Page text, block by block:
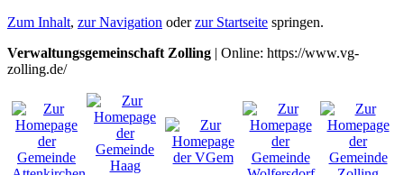
Zum Inhalt, zur Navigation oderzur Startseite springen.
Verwaltungsgemeinschaft Zolling | Online: https://www.vg-
zolling.de/